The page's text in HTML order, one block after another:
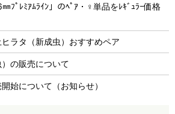
ﾌﾟﾚﾐｱﾑﾗｲﾝ」のﾍﾟｱ・♀単品をﾚｷﾞｭﾗｰ価格
ラタ（新成虫）おすすめペア
の販売について
始について（お知らせ）